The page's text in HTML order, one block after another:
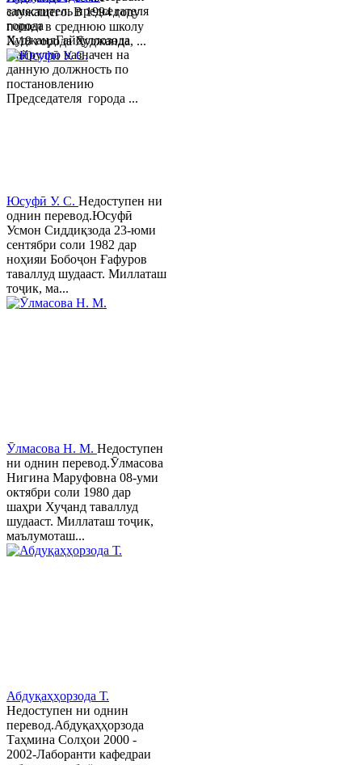
заместитель председателя
города
ХуджандГайбуллозода
Хайрулло назначен на
данную должность по
постановлению
Председателя города ...
служащего. В 1994 году
пошел в среднюю школу
№18 города Худжанда, ...
Юсуфӣ У. C. Недоступен ни
однин перевод.Юсуфӣ
Усмон Сиддиқзода 23-юми
сентябри соли 1982 дар
ноҳияи Бобоҷон Ғафуров
таваллуд шудааст. Миллаташ
тоҷик, ма...
Ӯлмасова Н. М. Недоступен
ни однин перевод.Ӯлмасова
Нигина Маруфовна 08-уми
октябри соли 1980 дар
шаҳри Хуҷанд таваллуд
шудааст. Миллаташ тоҷик,
маълумоташ...
Абдуқаҳҳорзода Т.
Недоступен ни однин
перевод.Абдуқаҳҳорзода
Таҳмина Солҳои 2000 -
2002-Лаборанти кафедраи